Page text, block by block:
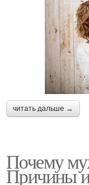
читать дальше →
Почему
Причины